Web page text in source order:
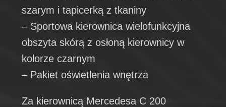
szarym i tapicerką z tkaniny
– Sportowa kierownica wielofunkcyjna
obszyta skórą z osłoną kierownicy w
kolorze czarnym
– Pakiet oświetlenia wnętrza
Za kierownicą Mercedesa C 200